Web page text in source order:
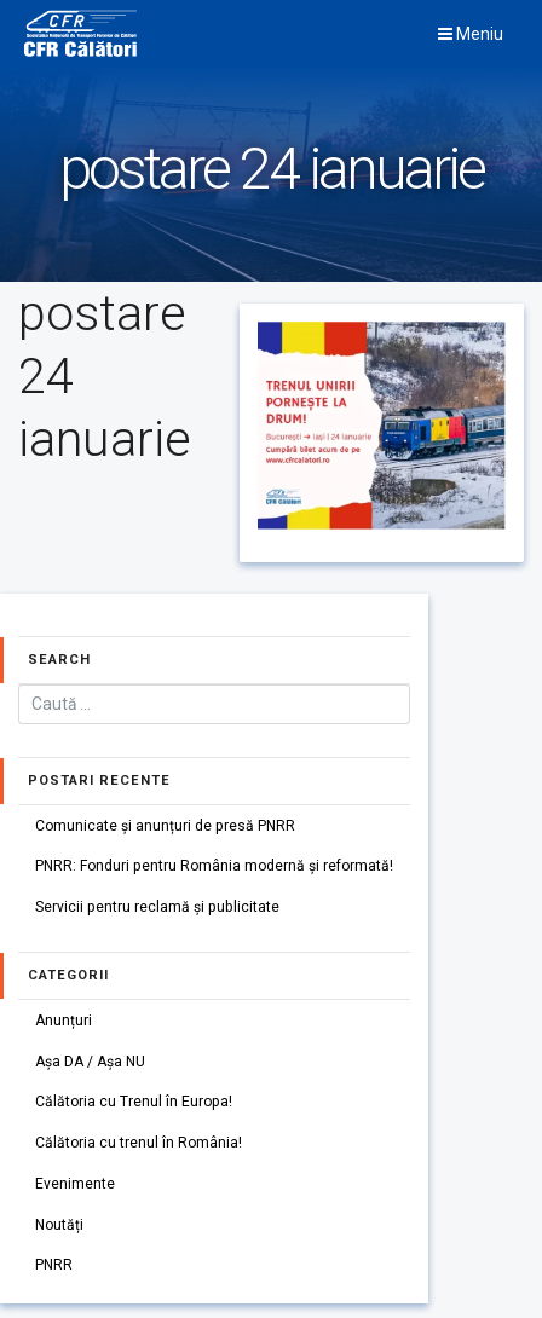
content
Meniu
postare 24 ianuarie
postare
24
ianuarie
SEARCH
POSTARI RECENTE
Comunicate și anunțuri de presă PNRR
PNRR: Fonduri pentru România modernă și reformată!
Servicii pentru reclamă și publicitate
CATEGORII
Anunțuri
Așa DA / Așa NU
Călătoria cu Trenul în Europa!
Călătoria cu trenul în România!
Evenimente
Noutăți
PNRR